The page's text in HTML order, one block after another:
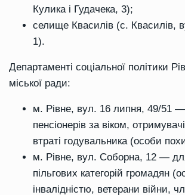
Кулика і Гудачека, 3);
селище Квасилів (с. Квасилів,
1).
Департаменті соціальної політики
міської ради:
м. Рівне, вул. 16 липня, 49/51
пенсіонерів за віком,
втраті годувальника (особи
м. Рівне, вул. Соборна, 12 —
пільгових категорій громадян
інвалідністю, ветерани війни,